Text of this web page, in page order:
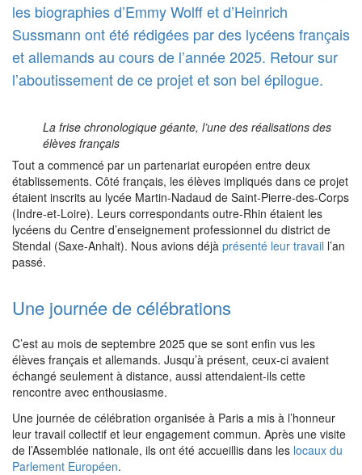
les biographies d’Emmy Wolff et d’Heinrich
Sussmann ont été rédigées par des lycéens français
et allemands au cours de l’année 2025. Retour sur
l’aboutissement de ce projet et son bel épilogue.
La frise chronologique géante, l’une des réalisations des
élèves français
Tout a commencé par un partenariat européen entre deux
établissements. Côté français, les élèves impliqués dans ce projet
étaient inscrits au lycée Martin-Nadaud de Saint-Pierre-des-Corps
(Indre-et-Loire). Leurs correspondants outre-Rhin étaient les
lycéens du Centre d’enseignement professionnel du district de
Stendal (Saxe-Anhalt). Nous avions déjà présenté leur travail l’an
passé.
Une journée de célébrations
C’est au mois de septembre 2025 que se sont enfin vus les
élèves français et allemands. Jusqu’à présent, ceux-ci avaient
échangé seulement à distance, aussi attendaient-ils cette
rencontre avec enthousiasme.
Une journée de célébration organisée à Paris a mis à l’honneur
leur travail collectif et leur engagement commun. Après une visite
de l’Assemblée nationale, ils ont été accueillis dans les locaux du
Parlement Européen.